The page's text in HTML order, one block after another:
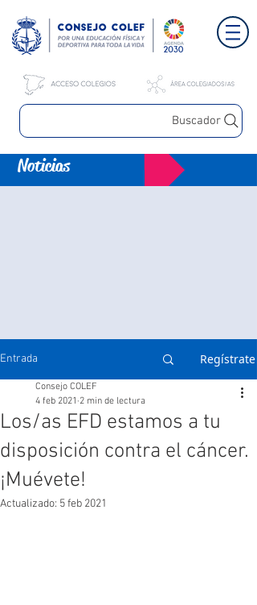
Buscador
Noticias
Entrada Regístrate
Los/as EFD estamos a tu
disposición contra el cáncer.
¡Muévete!
Consejo COLEF
4 feb 2021 2 min de lectura
Actualizado: 5 feb 2021